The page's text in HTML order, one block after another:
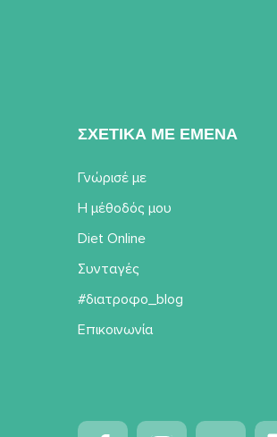
ΣΧΕΤΙΚΑ ΜΕ ΕΜΕΝΑ
Γνώρισέ με
Η μέθοδός μου
Diet Online
Συνταγές
#διατροφο_blog
Επικοινωνία